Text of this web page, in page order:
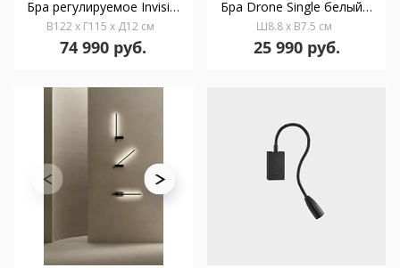
Бра регулируемое Invisible черное 05-7385-05-05
В122 x Г115 x Д12 см
74 990 руб.
Бра Drone Single белый/медный
Ш8.8 x В7.5 см
25 990 руб.